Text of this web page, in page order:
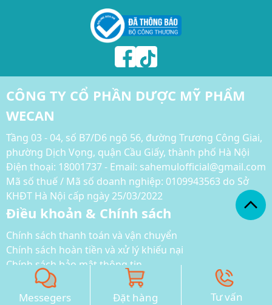
CÔNG TY CỔ PHẦN DƯỢC MỸ PHẨM
WECAN
Tầng 03 - 04, số B7/D6 ngõ 56, đường Trương Công Giai,
phường Dịch Vọng, quận Cầu Giấy, thành phố Hà Nội
Điện thoại: 18001737 - Email: sahemulofficial@gmail.com
Mã số thuế / Mã số doanh nghiệp: 0109943563 do Sở
KHĐT Hà Nội cấp ngày 25/03/2022
Điều khoản & Chính sách
Chính sách thanh toán và vận chuyển
Chính sách hoàn tiền và xử lý khiếu nại
Chính sách bảo mật thông tin
Phương thức thanh toán
Messegers Đặt hàng Tư vấn